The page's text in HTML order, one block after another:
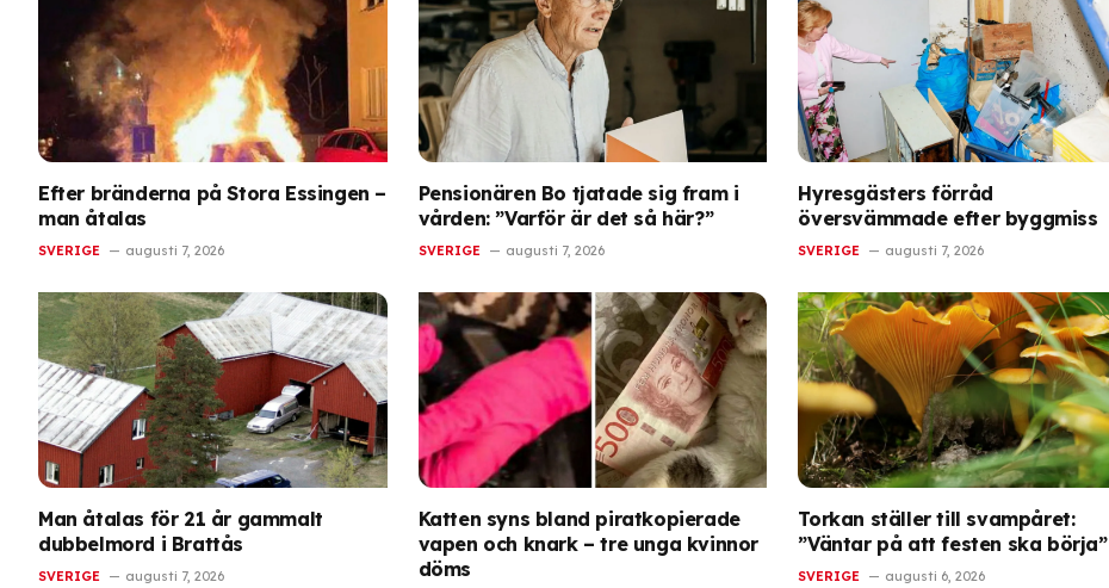
Efter bränderna på Stora Essingen –
man åtalas
SVERIGE augusti 7, 2026
Pensionären Bo tjatade sig fram i
vården: ”Varför är det så här?”
SVERIGE augusti 7, 2026
Hyresgästers förråd
översvämmade efter byggmiss
SVERIGE augusti 7, 2026
Man åtalas för 21 år gammalt
dubbelmord i Brattås
SVERIGE augusti 7, 2026
Katten syns bland piratkopierade
vapen och knark – tre unga kvinnor
döms
Torkan ställer till svampåret:
”Väntar på att festen ska börja”
SVERIGE augusti 6, 2026